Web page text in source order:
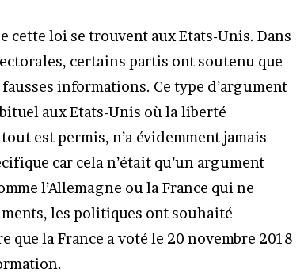
cette loi se trouvent aux Etats-Unis. Dans
certains partis ont soutenu que
informations. Ce type d’argument
aux Etats-Unis où la liberté
est permis, n’a évidemment jamais
car cela n’était qu’un argument
l’Allemagne ou la France qui ne
les politiques ont souhaité
la France a voté le 20 novembre 2018